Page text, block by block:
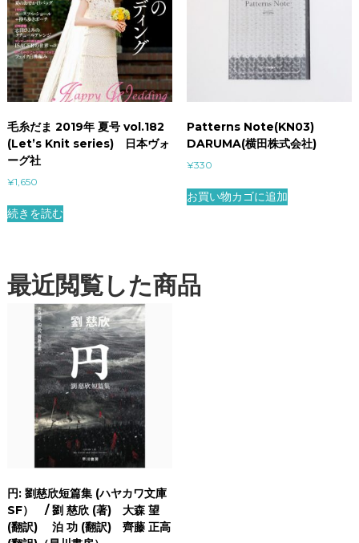
毛糸だま 2019年 夏号 vol.182
(Let’s Knit series) 日本ヴォ
ーグ社
¥1,650
続きを読む
Patterns Note(KN03)
DARUMA(横田株式会社)
¥330
お買い物カゴに追加
最近閲覧した商品
円: 劉慈欣短篇集 (ハヤカワ文庫
SF） / 劉 慈欣 (著) 大森 望
(翻訳) 泊 功 (翻訳) 齊藤 正高